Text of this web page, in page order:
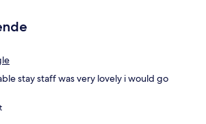
stay staff was very lovely i would go